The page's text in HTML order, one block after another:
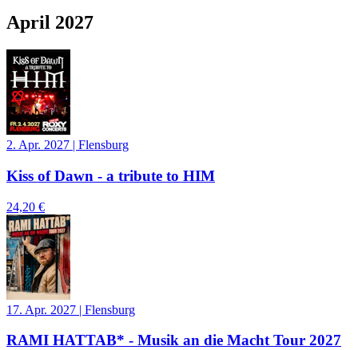
April 2027
2. Apr. 2027 | Flensburg
Kiss of Dawn - a tribute to HIM
24,20 €
17. Apr. 2027 | Flensburg
RAMI HATTAB* - Musik an die Macht Tour 2027